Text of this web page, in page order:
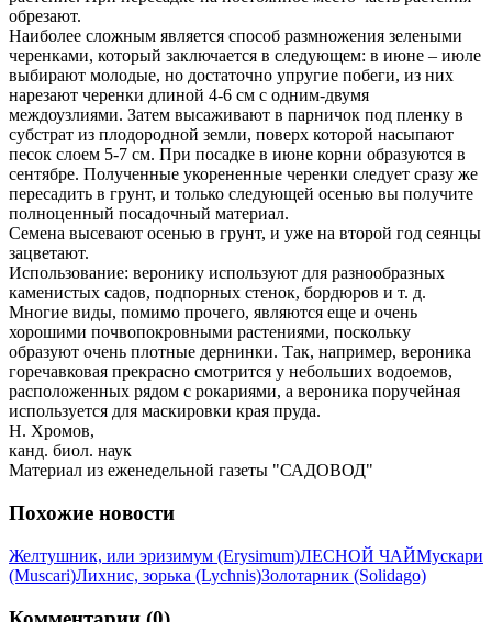
обрезают.
Наиболее сложным является способ размножения зелеными
черенками, который заключается в следующем: в июне – июле
выбирают молодые, но достаточно упругие побеги, из них
нарезают черенки длиной 4-6 см с одним-двумя
междоузлиями. Затем высаживают в парничок под пленку в
субстрат из плодородной земли, поверх которой насыпают
песок слоем 5-7 см. При посадке в июне корни образуются в
сентябре. Полученные укорененные черенки следует сразу же
пересадить в грунт, и только следующей осенью вы получите
полноценный посадочный материал.
Семена высевают осенью в грунт, и уже на второй год сеянцы
зацветают.
Использование: веронику используют для разнообразных
каменистых садов, подпорных стенок, бордюров и т. д.
Многие виды, помимо прочего, являются еще и очень
хорошими почвопокровными растениями, поскольку
образуют очень плотные дернинки. Так, например, вероника
горечавковая прекрасно смотрится у небольших водоемов,
расположенных рядом с рокариями, а вероника поручейная
используется для маскировки края пруда.
Н. Хромов,
канд. биол. наук
Материал из еженедельной газеты "САДОВОД"
Похожие новости
Желтушник, или эризимум (Erysimum)ЛЕСНОЙ ЧАЙМускари
(Muscari)Лихнис, зорька (Lychnis)Золотарник (Solidago)